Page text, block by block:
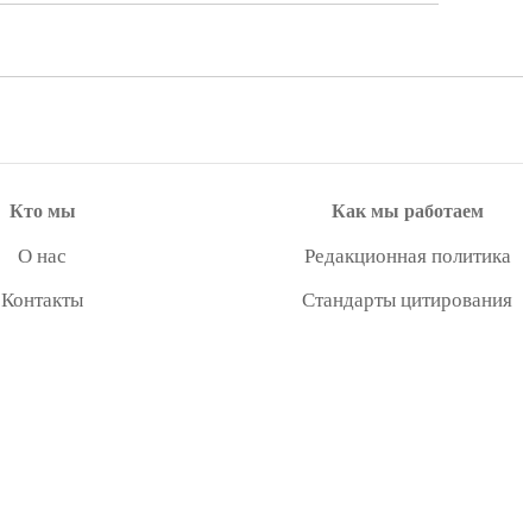
Кто мы
О нас
Контакты
Как мы работаем
Редакционная политика
Стандарты цитирования